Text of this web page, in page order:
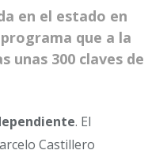
en el estado en
que a la
unas 300 claves de
. El
Castillero